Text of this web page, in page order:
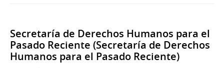
Secretaría de Derechos Humanos para el
Pasado Reciente (Secretaría de Derechos
Humanos para el Pasado Reciente)